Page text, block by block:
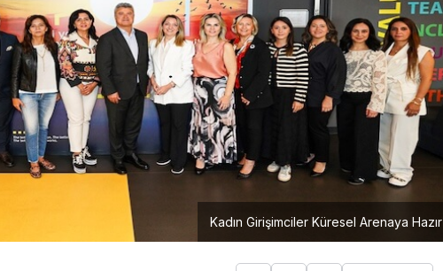
Kadın Girişimciler Küresel Arenaya Hazır